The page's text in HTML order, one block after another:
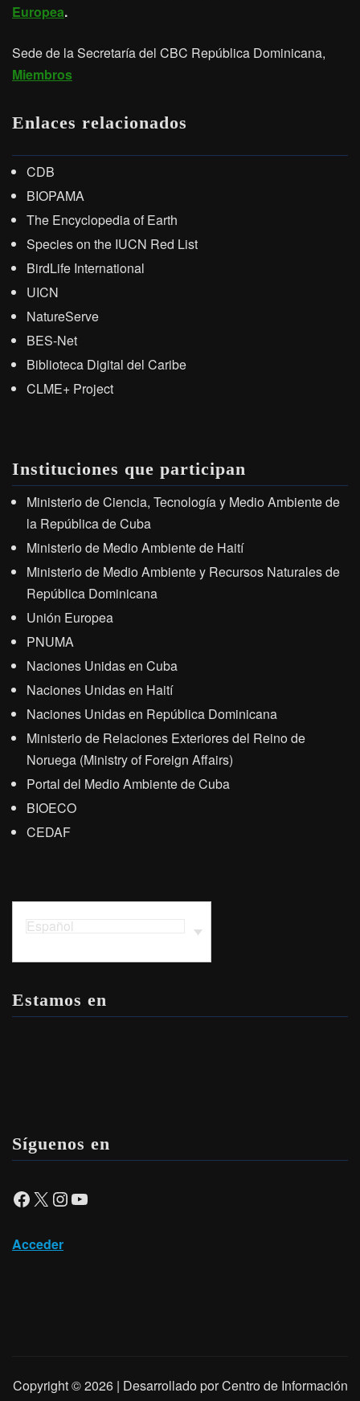
Europea.
Sede de la Secretaría del CBC República Dominicana,
Miembros
Enlaces relacionados
CDB
BIOPAMA
The Encyclopedia of Earth
Species on the IUCN Red List
BirdLife International
UICN
NatureServe
BES-Net
Biblioteca Digital del Caribe
CLME+ Project
Instituciones que participan
Ministerio de Ciencia, Tecnología y Medio Ambiente de
la República de Cuba
Ministerio de Medio Ambiente de Haití
Ministerio de Medio Ambiente y Recursos Naturales de
República Dominicana
Unión Europea
PNUMA
Naciones Unidas en Cuba
Naciones Unidas en Haití
Naciones Unidas en República Dominicana
Ministerio de Relaciones Exteriores del Reino de
Noruega (Ministry of Foreign Affairs)
Portal del Medio Ambiente de Cuba
BIOECO
CEDAF
Español
Estamos en
Síguenos en
Facebook
X Instagram
YouTube
Acceder
Copyright © 2026 | Desarrollado por Centro de Información